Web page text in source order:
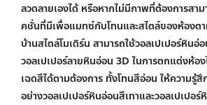
ลวดลายเองได้ หรือหากไม่มีภาพที่ต้องการสาม
คชั่นที่มีเพื่อแมทซ์กับโทนและสไตล์ของห้องตา
บ้านสไตล์โมเดิร์น สามารถใช้วอลเปเปอร์หินอ่
วอลเปเปอร์ลายหินอ่อน 3Dในการตกแต่งห้อ
เฉดสีได้ตามต้องการ ทั้งโทนสีอ่อน ให้ความรู้สึ
อย่างวอลเปเปอร์หินอ่อนสีเทาและวอลเปเปอ